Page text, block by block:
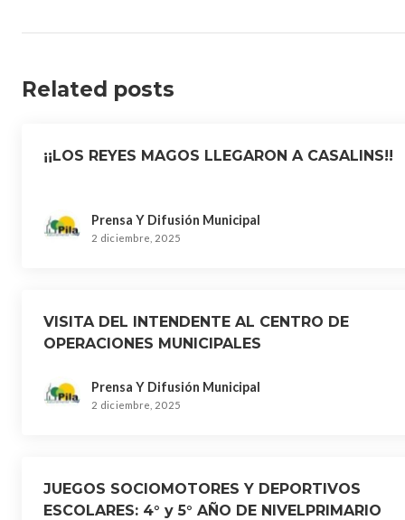
Related posts
¡¡LOS REYES MAGOS LLEGARON A CASALINS!!
Prensa Y Difusión Municipal
2 diciembre, 2025
VISITA DEL INTENDENTE AL CENTRO DE
OPERACIONES MUNICIPALES
Prensa Y Difusión Municipal
2 diciembre, 2025
JUEGOS SOCIOMOTORES Y DEPORTIVOS
ESCOLARES: 4° y 5° AÑO DE NIVELPRIMARIO